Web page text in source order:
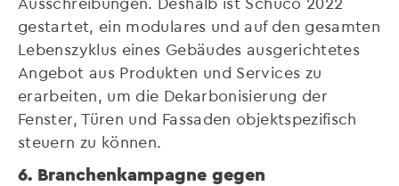
gestartet, ein modulares und auf den gesamten
Lebenszyklus eines Gebäudes ausgerichtetes
Angebot aus Produkten und Services zu
erarbeiten, um die Dekarbonisierung der
Fenster, Türen und Fassaden objektspezifisch
steuern zu können.
6. Branchenkampagne gegen